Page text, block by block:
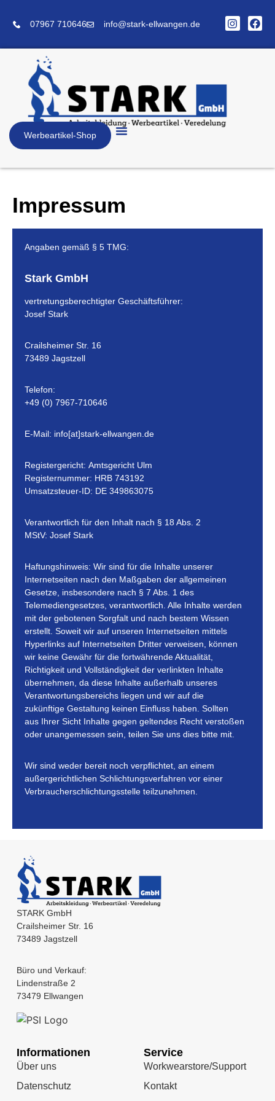
07967 710646 info@stark-ellwangen.de
Werbeartikel-Shop
Impressum
Angaben gemäß § 5 TMG:
Stark GmbH
vertretungsberechtigter Geschäftsführer:
Josef Stark
Crailsheimer Str. 16
73489 Jagstzell
Telefon:
+49 (0) 7967-710646
E-Mail: info[at]stark-ellwangen.de
Registergericht: Amtsgericht Ulm
Registernummer: HRB 743192
Umsatzsteuer-ID: DE 349863075
Verantwortlich für den Inhalt nach § 18 Abs. 2
MStV: Josef Stark
Haftungshinweis: Wir sind für die Inhalte unserer
Internetseiten nach den Maßgaben der allgemeinen
Gesetze, insbesondere nach § 7 Abs. 1 des
Telemediengesetzes, verantwortlich. Alle Inhalte werden
mit der gebotenen Sorgfalt und nach bestem Wissen
erstellt. Soweit wir auf unseren Internetseiten mittels
Hyperlinks auf Internetseiten Dritter verweisen, können
wir keine Gewähr für die fortwährende Aktualität,
Richtigkeit und Vollständigkeit der verlinkten Inhalte
übernehmen, da diese Inhalte außerhalb unseres
Verantwortungsbereichs liegen und wir auf die
zukünftige Gestaltung keinen Einfluss haben. Sollten
aus Ihrer Sicht Inhalte gegen geltendes Recht verstoßen
oder unangemessen sein, teilen Sie uns dies bitte mit.
Wir sind weder bereit noch verpflichtet, an einem
außergerichtlichen Schlichtungsverfahren vor einer
Verbraucherschlichtungsstelle teilzunehmen.
STARK GmbH
Crailsheimer Str. 16
73489 Jagstzell
Büro und Verkauf:
Lindenstraße 2
73479 Ellwangen
Informationen
Über uns
Datenschutz
Service
Workwearstore/Support
Kontakt